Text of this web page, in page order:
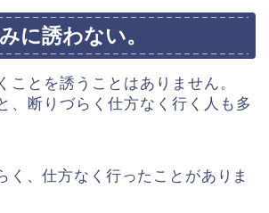
に誘わない。
ことを誘うことはありません。
、断りづらく仕方なく行く人も多
く、仕方なく行ったことがありま